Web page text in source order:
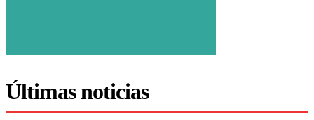
Últimas noticias